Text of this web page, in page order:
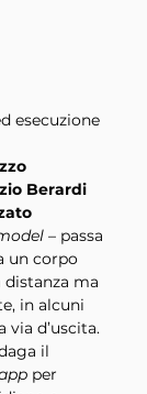
esecuzione
Berardi
– passa
un corpo
distanza ma
in alcuni
d’uscita.
il
per